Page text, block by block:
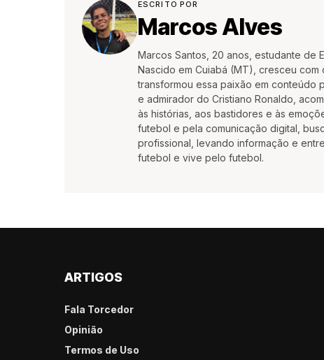
ESCRITO POR
Marcos Alves
Marcos Santos, 20 anos, estudante de
Nascido em Cuiabá (MT), cresceu
transformou essa paixão em conteúdo
e admirador do Cristiano Ronaldo,
às histórias, aos bastidores e às
futebol e pela comunicação digital,
profissional, levando informação e
futebol e vive pelo futebol.
ARTIGOS
Fala Torcedor
Opinião
Termos de Uso